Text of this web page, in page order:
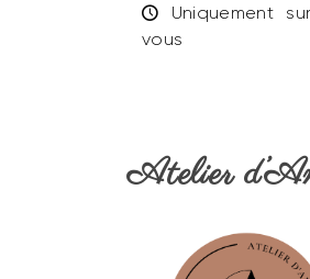
Uniquement
vous
Atelier